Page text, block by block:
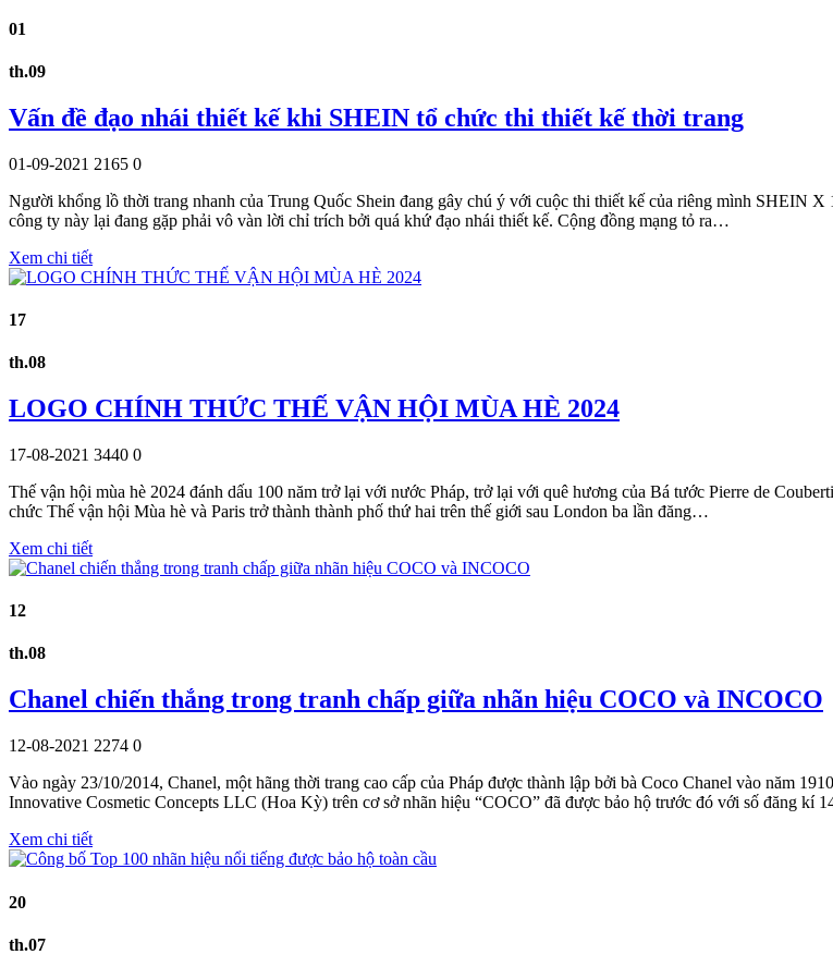
01
th.09
Vấn đề đạo nhái thiết kế khi SHEIN tổ chức thi thiết kế thời trang
01-09-2021 2165 0
Người khổng lồ thời trang nhanh của Trung Quốc Shein đang gây chú ý với cuộc thi thiết kế của riêng mình SHEIN
công ty này lại đang gặp phải vô vàn lời chỉ trích bởi quá khứ đạo nhái thiết kế. Cộng đồng mạng tỏ ra…
Xem chi tiết
17
th.08
LOGO CHÍNH THỨC THẾ VẬN HỘI MÙA HÈ 2024
17-08-2021 3440 0
Thế vận hội mùa hè 2024 đánh dấu 100 năm trở lại với nước Pháp, trở lại với quê hương của Bá tước Pierre de
chức Thế vận hội Mùa hè và Paris trở thành thành phố thứ hai trên thế giới sau London ba lần đăng…
Xem chi tiết
12
th.08
Chanel chiến thắng trong tranh chấp giữa nhãn hiệu COCO và INCOCO
12-08-2021 2274 0
Vào ngày 23/10/2014, Chanel, một hãng thời trang cao cấp của Pháp được thành lập bởi bà Coco Chanel vào năm
Innovative Cosmetic Concepts LLC (Hoa Kỳ) trên cơ sở nhãn hiệu “COCO” đã được bảo hộ trước đó với số đăng kí
Xem chi tiết
20
th.07